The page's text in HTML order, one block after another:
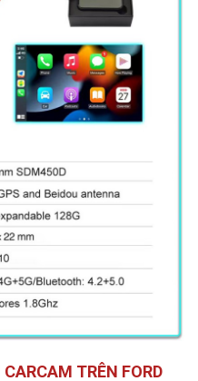
TRÊN FORD